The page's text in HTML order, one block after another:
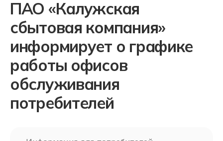
ПАО «Калужская
сбытовая компания»
информирует о графике
работы офисов
обслуживания
потребителей